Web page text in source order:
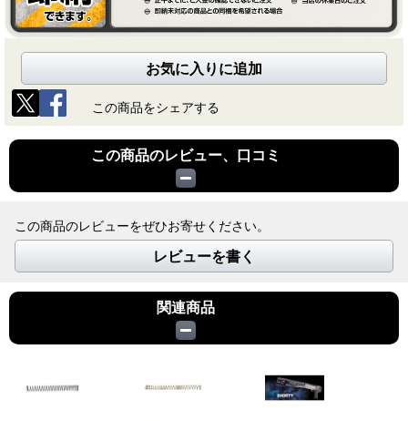
お気に入りに追加
この商品をシェアする
この商品のレビュー、口コミ
この商品のレビューをぜひお寄せください。
レビューを書く
関連商品